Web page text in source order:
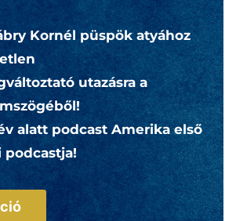
Kornél püspök atyához
utazásra a
alatt podcast Amerika első
podcastja!